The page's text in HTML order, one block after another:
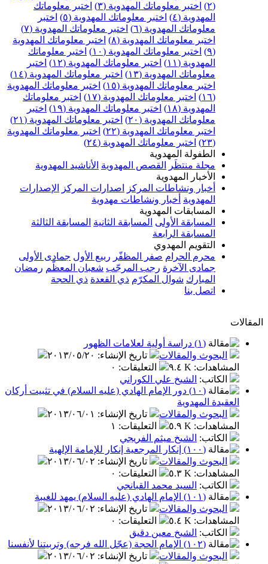
(٢)
اختبر معلوماتك المهدوية (٣)
اختبر معلوماتك
المهدوية (٤)
اختبر معلوماتك المهدوية (٥)
اختبر
معلوماتك المهدوية (٦)
اختبر معلوماتك المهدوية (٧)
اختبر معلوماتك المهدوية (٨)
اختبر معلوماتك المهدوية
(٩)
اختبر معلوماتك المهدوية (١٠)
اختبر معلوماتك
المهدوية (١١)
اختبر معلوماتك المهدوية (١٢)
اختبر
معلوماتك المهدوية (١٣)
اختبر معلوماتك المهدوية (١٤)
اختبر معلوماتك المهدوية (١٥)
اختبر معلوماتك المهدوية
(١٦)
اختبر معلوماتك المهدوية (١٧)
اختبر معلوماتك
المهدوية (١٨)
اختبر معلوماتك المهدوية (١٩)
اختبر
معلوماتك المهدوية (٢٠)
اختبر معلوماتك المهدوية (٢١)
اختبر معلوماتك المهدوية (٢٢)
اختبر معلوماتك المهدوية
(٢٣)
اختبر معلوماتك المهدوية (٢٤)
الطفولة المهدوية
مجلة منتظَر
القصص المهدوية الأناشيد المهدوية
الأخبار المهدوية
أخبار ونشاطات المركز
اصدارات المركز
الإصدارات
المهدوية أخبار ونشاطات مهدوية
المسابقات المهدوية
المسابقة الأولى المسابقة الثانية المسابقة الثالثة
المسابقة الرابعة
التقويم المهدوي
محرم الحرام صفر المظفّر ربيع الأول جمادى الأولى
جمادى الآخرة رجب المرجّب شعبان المعظّم رمضان
المبارك شوال المكرّم ذي القعدة ذي الحجة
اتصل بنا
المقالات
(١) دراسة أولية لعلامات الظهور
البحوث والمقالات
تاريخ الإنشاء: ٢٠١٣/٠٥/٢٠
المشاهدات: ٩.٤ K التعليقات: ٠
الكاتب: الشيخ علي الكوراني
(١٠) دور الإمام الهادي (عليه السلام) في تثبيت أركان
العقيدة المهدوية
البحوث والمقالات
تاريخ الإنشاء: ٢٠١٣/٠٦/٠١
المشاهدات: ٥.٩ K التعليقات: ١
الكاتب: الشيخ ميثم الفريجي
(١٠٠) إنكار المرجعية إنكار للإمامة الإلهية
البحوث والمقالات
تاريخ الإنشاء: ٢٠١٣/٠٦/٠٢
المشاهدات: ٥.٣ K التعليقات: ٠
الكاتب: السيد محمد القبانجي
(١٠١) الإمام الهادي (عليه السلام) يمهد للغيبة
البحوث والمقالات
تاريخ الإنشاء: ٢٠١٣/٠٦/٠٢
المشاهدات: ٥.٤ K التعليقات: ٠
الكاتب: الشيخ معين دقيق
(١٠٢) الإمام الحجة (عجّل الله فرجه) وتربيتنا لأنفسنا
البحوث والمقالات
تاريخ الإنشاء: ٢٠١٣/٠٦/٠٢